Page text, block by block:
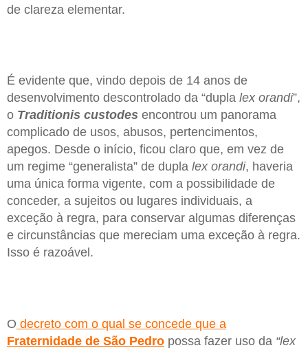
de clareza elementar.
É evidente que, vindo depois de 14 anos de
desenvolvimento descontrolado da “dupla lex orandi”,
o Traditionis custodes encontrou um panorama
complicado de usos, abusos, pertencimentos,
apegos. Desde o início, ficou claro que, em vez de
um regime “generalista” de dupla lex orandi, haveria
uma única forma vigente, com a possibilidade de
conceder, a sujeitos ou lugares individuais, a
exceção à regra, para conservar algumas diferenças
e circunstâncias que mereciam uma exceção à regra.
Isso é razoável.
O decreto com o qual se concede que a
Fraternidade de São Pedro possa fazer uso da “lex